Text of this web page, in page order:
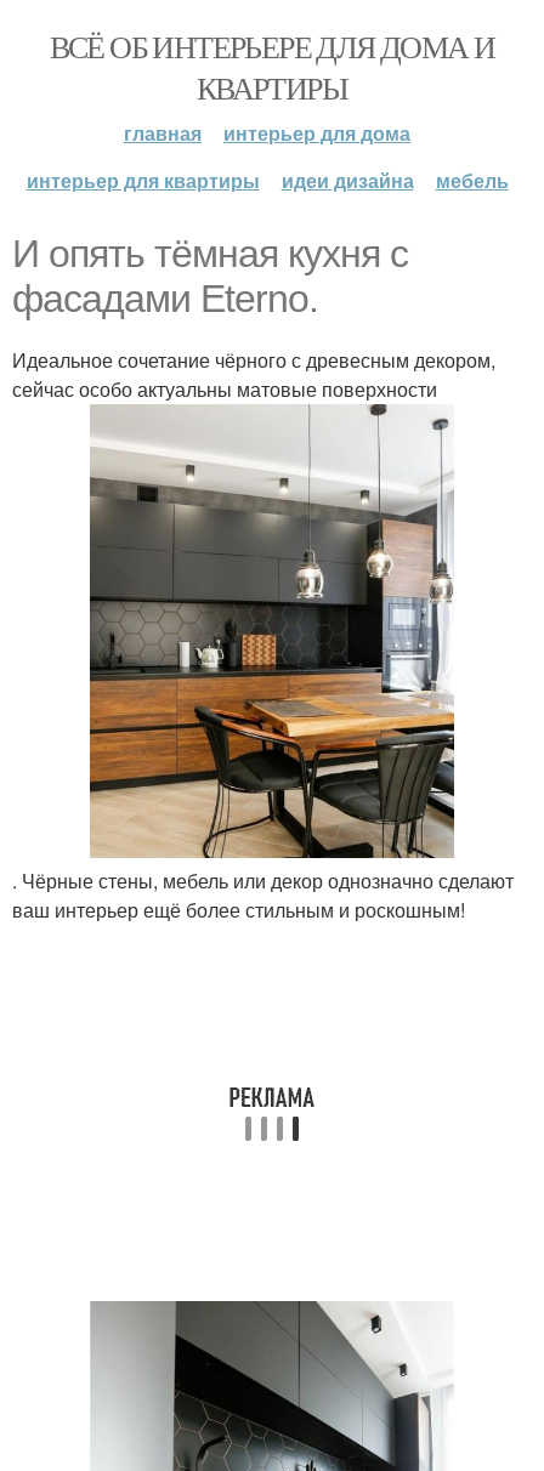
ВСЁ ОБ ИНТЕРЬЕРЕ ДЛЯ ДОМА И
КВАРТИРЫ
главная
интерьер для дома
интерьер для квартиры
идеи дизайна мебель
И опять тёмная кухня с
фасадами Eterno.
Идеальное сочетание чёрного с древесным декором,
сейчас особо актуальны матовые поверхности
. Чёрные стены, мебель или декор однозначно сделают
ваш интерьер ещё более стильным и роскошным!